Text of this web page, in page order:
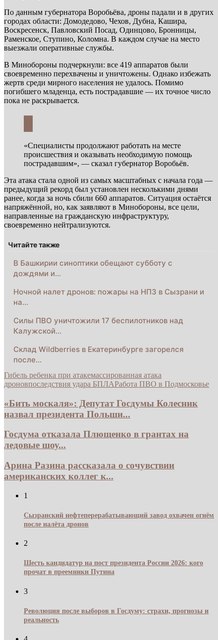
По данным губернатора Воробьёва, дроны падали и в других
городах области: Домодедово, Чехов, Дубна, Кашира,
Воскресенск, Павловский Посад, Одинцово, Бронницы,
Раменское, Ступино, Коломна. В каждом случае на место
выезжали оперативные службы.
В Минобороны подчеркнули: все 419 аппаратов были
своевременно перехвачены и уничтожены. Однако избежать
жертв среди мирного населения не удалось. Помимо
погибшего младенца, есть пострадавшие — их точное число
пока не раскрывается.
«Специалисты продолжают работать на месте
происшествия и оказывать необходимую помощь
пострадавшим», — сказал губернатор Воробьёв.
Эта атака стала одной из самых масштабных с начала года —
предыдущий рекорд был установлен несколькими днями
ранее, когда за ночь сбили 660 аппаратов. Ситуация остаётся
напряжённой, но, как заявляют в Минобороны, все цели,
направленные на гражданскую инфраструктуру,
своевременно нейтрализуются.
Читайте также
В Башкирии синоптики обещают субботу с
дождями и…
Ночной налет дронов: пожары на НПЗ в Сызрани и
на…
Силы ПВО уничтожили 17 беспилотников над
Калужской…
Склад Wildberries в Екатеринбурге загорелся
после…
Гибель ребенка при атакемассированная атака
дроновпоследствия удара БПЛАРабота ПВО в Подмосковье
«Бить москаля»: Депутат Госдумы Колесник
назвал президента Польши...
Госдума отказала Плющенко в грантах на
ледовые шоу...
Арина Разина рассказала о сочувствии
американских коллег к...
1
Сызранский нефтеперерабатывающий завод охвачен огнём
после налёта дронов
2
Шесть кандидатур на пост президента России 2026: кого
прочат в преемники Путина
3
Революция после выборов в Госдуму: страхи, прогнозы и
реальность